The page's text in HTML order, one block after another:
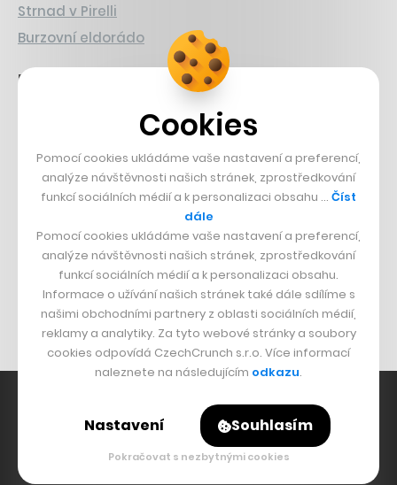
Strnad v Pirelli
Burzovní eldorádo
PŘÍBĚHY Z GASTRA
Boční projekt, co se zvrtnul
Dva golfisti, co pečou
Bomma není tichá
Originální hodinky
Nábytek z betonu
Hlavní zdroj inspirace. Věnujeme se tématům, která
Cookies
Pomocí cookies ukládáme vaše nastavení a preferencí,
analýze návštěvnosti našich stránek, zprostředkování
funkcí sociálních médií a k personalizaci obsahu … Číst
dále
Pomocí cookies ukládáme vaše nastavení a preferencí,
analýze návštěvnosti našich stránek, zprostředkování
funkcí sociálních médií a k personalizaci obsahu.
Informace o užívání našich stránek také dále sdílíme s
našimi obchodními partnery z oblasti sociálních médií,
reklamy a analytiky. Za tyto webové stránky a soubory
cookies odpovídá CzechCrunch s.r.o. Více informací
naleznete na následujícím odkazu.
Nastavení Souhlasím
Pokračovat s nezbytnými cookies